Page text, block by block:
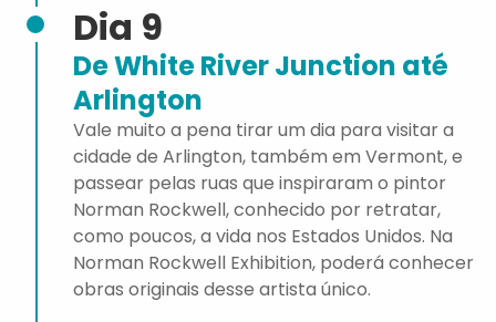
Dia 9
De White River Junction até
Arlington
Vale muito a pena tirar um dia para visitar a
cidade de Arlington, também em Vermont, e
passear pelas ruas que inspiraram o pintor
Norman Rockwell, conhecido por retratar,
como poucos, a vida nos Estados Unidos. Na
Norman Rockwell Exhibition, poderá conhecer
obras originais desse artista único.